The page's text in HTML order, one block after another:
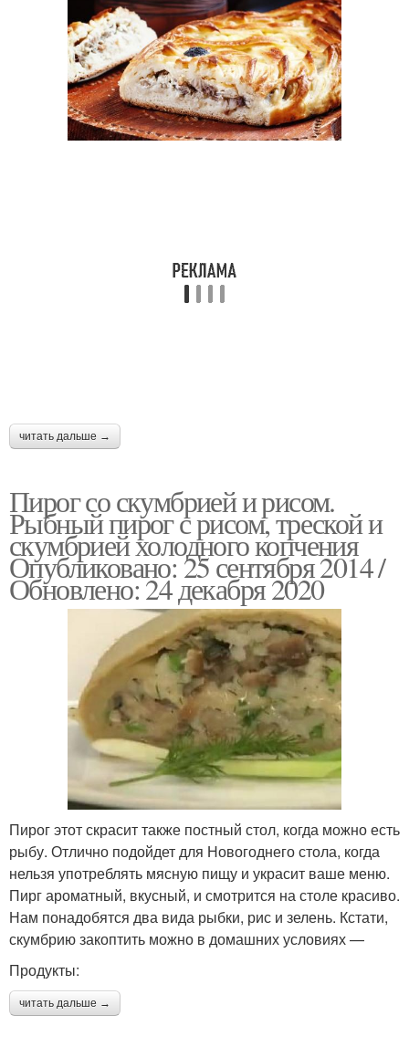
Слоеный тест
Пирог из воздушного
теста
Пирог на сковороде Заливный пирог
Косичка из слоеного
теста
Тест с сыром
Тест с курицей Тест с шоколадом
читать дальше →
Пирог со скумбрией и рисом.
Рыбный пирог с рисом, треской и
скумбрией холодного копчения
Опубликовано: 25 сентября 2014 /
Обновлено: 24 декабря 2020
Пирог этот скрасит также постный стол, когда можно есть
рыбу. Отлично подойдет для Новогоднего стола, когда
нельзя употреблять мясную пищу и украсит ваше меню.
Пирг ароматный, вкусный, и смотрится на столе красиво.
Нам понадобятся два вида рыбки, рис и зелень. Кстати,
скумбрию закоптить можно в домашних условиях —
Продукты:
читать дальше →